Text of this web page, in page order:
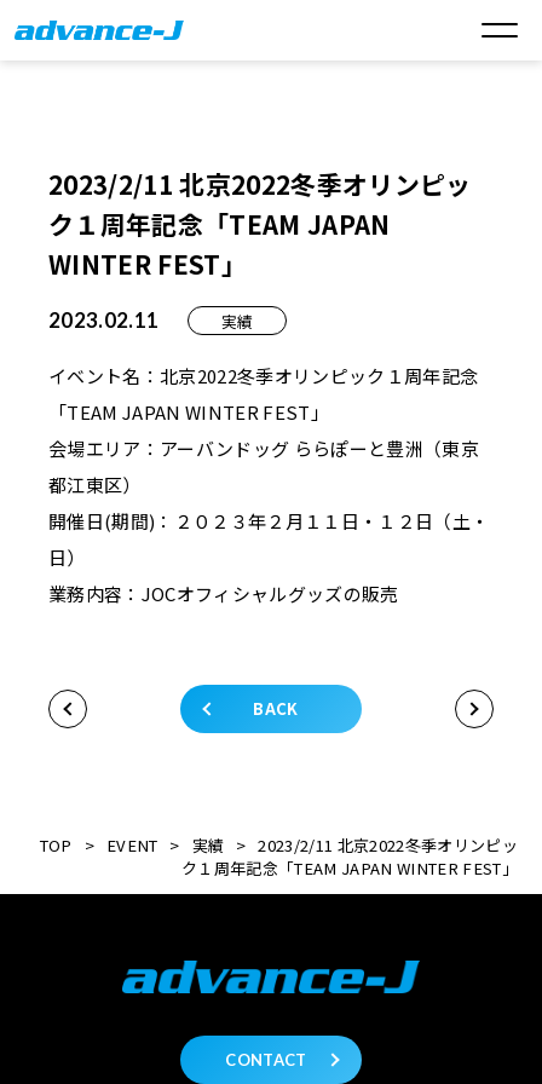
2023/2/11 北京2022冬季オリンピッ
ク１周年記念「TEAM JAPAN
WINTER FEST」
2023.02.11 実績
イベント名：北京2022冬季オリンピック１周年記念
「TEAM JAPAN WINTER FEST」
会場エリア：アーバンドッグ ららぽーと豊洲（東京
都江東区）
開催日(期間)：２０２３年２月１１日・１２日（土・
日）
業務内容：JOCオフィシャルグッズの販売
BACK
TOP > EVENT > 実績 > 2023/2/11 北京2022冬季オリンピッ
ク１周年記念「TEAM JAPAN WINTER FEST」
CONTACT